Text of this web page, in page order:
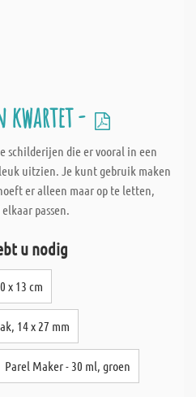
kwartet -
schilderijen die er vooral in een
uitzien. Je kunt gebruik maken
er alleen maar op te letten,
passen.
u nodig
x 13 cm
14 x 27 mm
Parel Maker - 30 ml, groen